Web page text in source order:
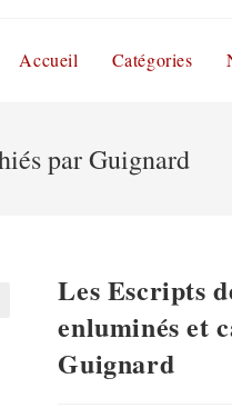
Accueil Catégories
par Guignard
Les Escripts
enluminés et
Guignard